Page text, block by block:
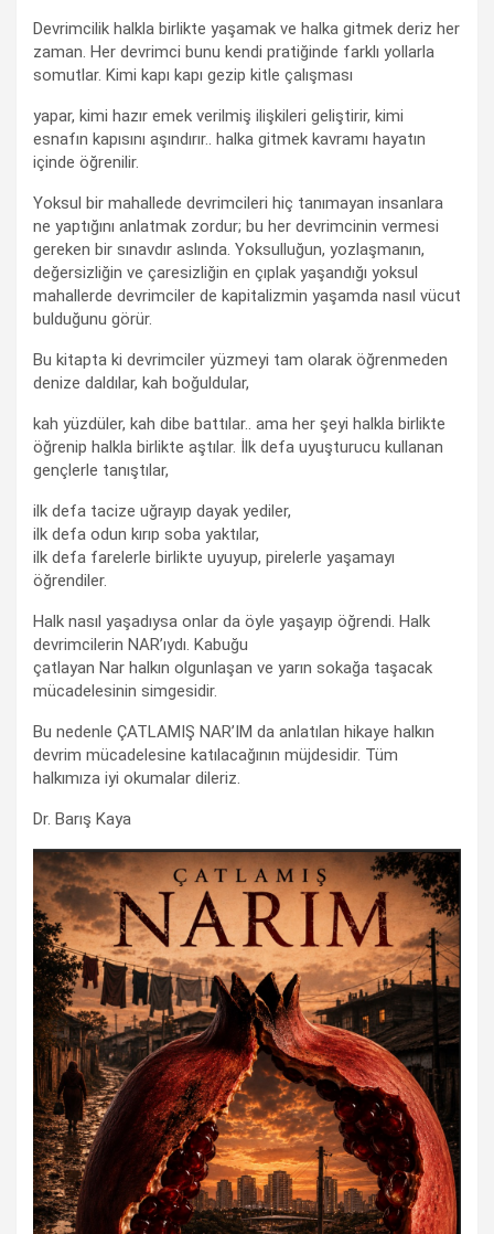
Devrimcilik halkla birlikte yaşamak ve halka gitmek deriz her
zaman. Her devrimci bunu kendi pratiğinde farklı yollarla
somutlar. Kimi kapı kapı gezip kitle çalışması
yapar, kimi hazır emek verilmiş ilişkileri geliştirir, kimi
esnafın kapısını aşındırır.. halka gitmek kavramı hayatın
içinde öğrenilir.
Yoksul bir mahallede devrimcileri hiç tanımayan insanlara
ne yaptığını anlatmak zordur; bu her devrimcinin vermesi
gereken bir sınavdır aslında. Yoksulluğun, yozlaşmanın,
değersizliğin ve çaresizliğin en çıplak yaşandığı yoksul
mahallerde devrimciler de kapitalizmin yaşamda nasıl vücut
bulduğunu görür.
Bu kitapta ki devrimciler yüzmeyi tam olarak öğrenmeden
denize daldılar, kah boğuldular,
kah yüzdüler, kah dibe battılar.. ama her şeyi halkla birlikte
öğrenip halkla birlikte aştılar. İlk defa uyuşturucu kullanan
gençlerle tanıştılar,
ilk defa tacize uğrayıp dayak yediler,
ilk defa odun kırıp soba yaktılar,
ilk defa farelerle birlikte uyuyup, pirelerle yaşamayı
öğrendiler.
Halk nasıl yaşadıysa onlar da öyle yaşayıp öğrendi. Halk
devrimcilerin NAR’ıydı. Kabuğu
çatlayan Nar halkın olgunlaşan ve yarın sokağa taşacak
mücadelesinin simgesidir.
Bu nedenle ÇATLAMIŞ NAR’IM da anlatılan hikaye halkın
devrim mücadelesine katılacağının müjdesidir. Tüm
halkımıza iyi okumalar dileriz.
Dr. Barış Kaya